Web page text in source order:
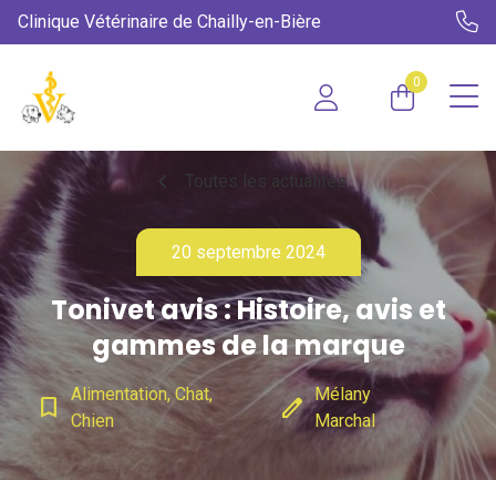
Clinique Vétérinaire de Chailly-en-Bière
0
chevron_left Toutes les actualités
20 septembre 2024
Tonivet avis : Histoire, avis et
gammes de la marque
bookmark_border Alimentation, Chat,
Chien
edit Mélany
Marchal